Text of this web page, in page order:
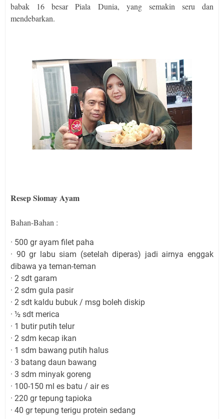
babak 16 besar Piala Dunia, yang semakin seru dan
mendebarkan.
Resep Siomay Ayam
Bahan-Bahan :
· 500 gr ayam filet paha
· 90 gr labu siam (setelah diperas) jadi airnya enggak
dibawa ya teman-teman
· 2 sdt garam
· 2 sdm gula pasir
· 2 sdt kaldu bubuk / msg boleh diskip
· ½ sdt merica
· 1 butir putih telur
· 2 sdm kecap ikan
· 1 sdm bawang putih halus
· 3 batang daun bawang
· 3 sdm minyak goreng
· 100-150 ml es batu / air es
· 220 gr tepung tapioka
· 40 gr tepung terigu protein sedang